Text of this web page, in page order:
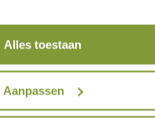
Alles toestaan
Aanpassen